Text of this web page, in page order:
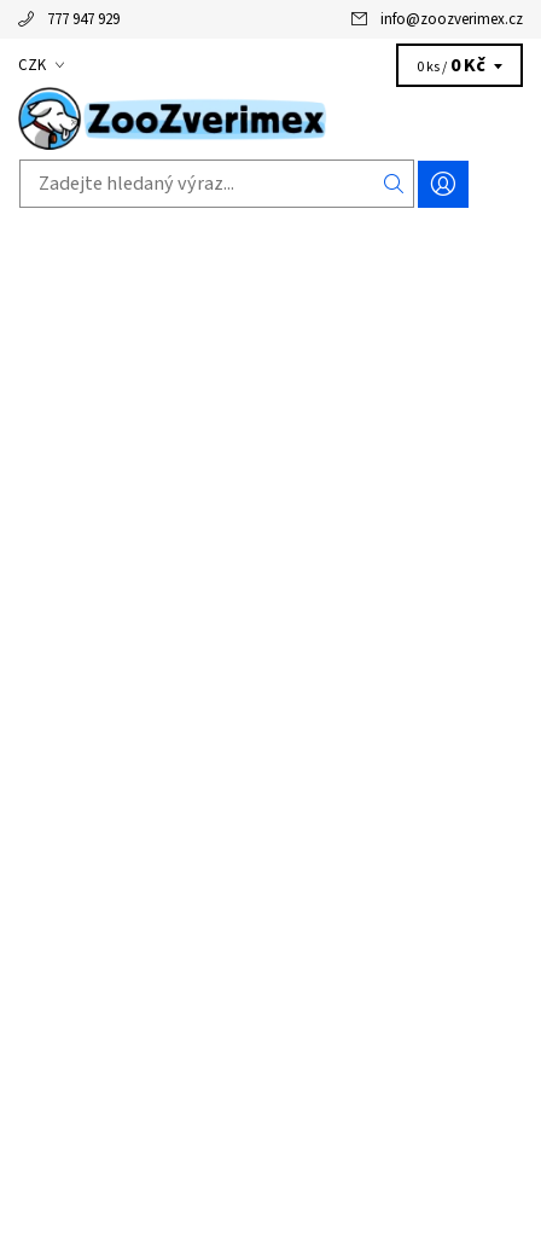
777 947 929 info@zoozverimex.cz
CZK 0 ks / 0 Kč